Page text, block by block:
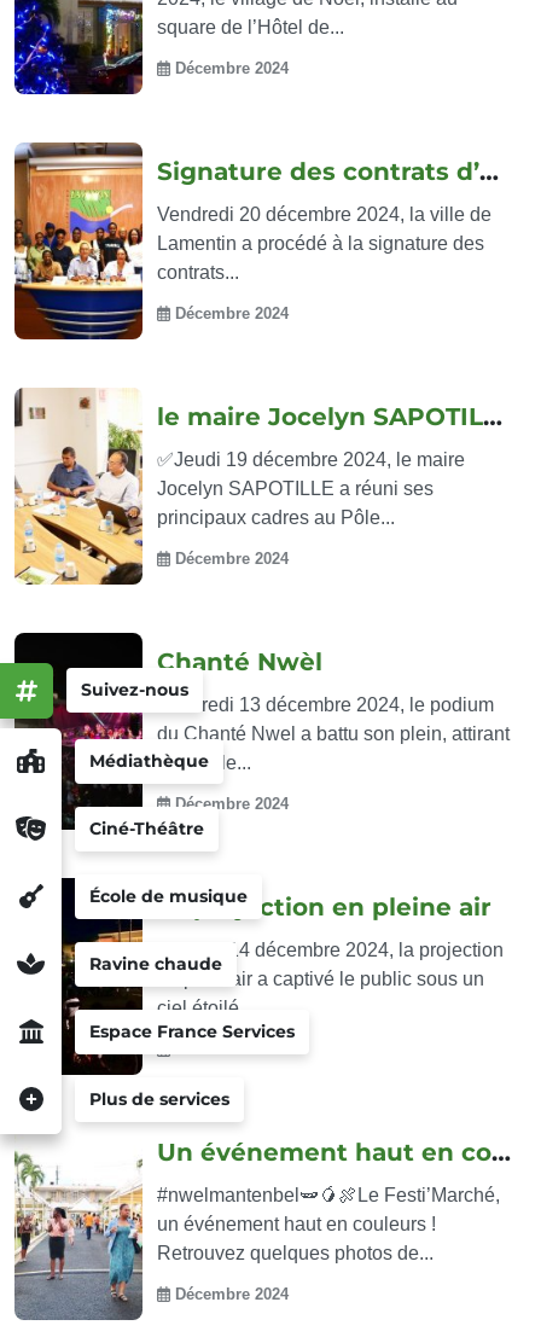
Médiathèque
Ciné-Théâtre
École de musique
Ravine chaude
Espace France Services
Plus de services
Suivez-nous
square de l’Hôtel de...
Décembre 2024
Signature des contrats d’engagement...
Vendredi 20 décembre 2024, la ville de
Lamentin a procédé à la signature des
contrats...
Décembre 2024
le maire Jocelyn SAPOTILLE réuni ses...
✅Jeudi 19 décembre 2024, le maire
Jocelyn SAPOTILLE a réuni ses
principaux cadres au Pôle...
Décembre 2024
Chanté Nwèl
Vendredi 13 décembre 2024, le podium
du Chanté Nwel a battu son plein, attirant
une foule...
Décembre 2024
La projection en pleine air
Samedi 14 décembre 2024, la projection
en plein air a captivé le public sous un
ciel étoilé....
Un événement haut en couleurs
#nwelmantenbel🫛🥭🍖Le Festi’Marché,
un événement haut en couleurs !
Retrouvez quelques photos de...
Décembre 2024